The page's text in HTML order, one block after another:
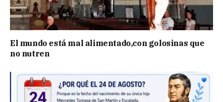
El mundo está mal alimentado,con golosinas que
no nutren